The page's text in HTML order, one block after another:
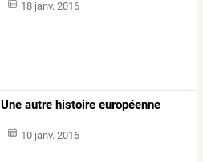
18 janv. 2016
Une autre histoire européenne
10 janv. 2016